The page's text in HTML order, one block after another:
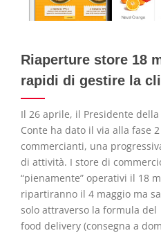
Riaperture store 18
rapidi di gestire la
Il 26 aprile, il Presidente
Conte ha dato il via alla fase
commercianti, una
di attività. I store di
“pienamente” operativi il 18
ripartiranno il 4 maggio ma
solo attraverso la formula del
food delivery (consegna a